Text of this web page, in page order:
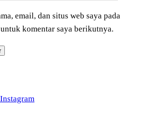
email, dan situs web saya pada
komentar saya berikutnya.
Instagram